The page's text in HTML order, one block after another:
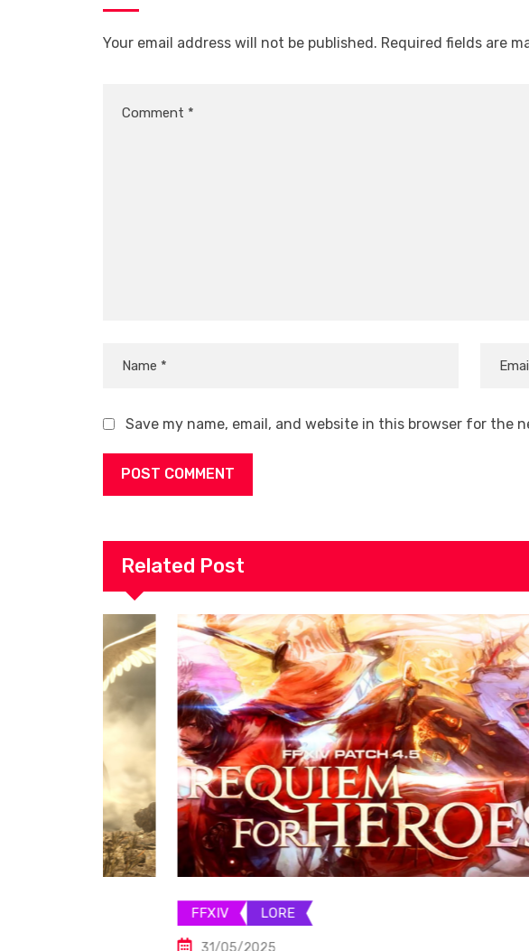
Your email address will not be published. Required fields are
Save my name, email, and website in this browser for the
Related Post
LORE